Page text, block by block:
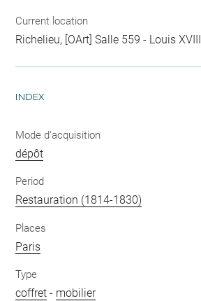
Current location
Richelieu, [OArt] Salle 559 - Louis XVIII
INDEX
Mode d'acquisition
dépôt
Period
Restauration (1814-1830)
Places
Paris
Type
coffret - mobilier